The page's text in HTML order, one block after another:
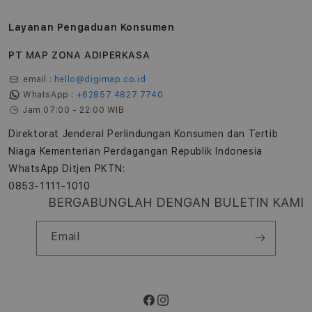
Layanan Pengaduan Konsumen
PT MAP ZONA ADIPERKASA
email : hello@digimap.co.id
WhatsApp : +62857 4827 7740
Jam 07:00 - 22:00 WIB
Direktorat Jenderal Perlindungan Konsumen dan Tertib
Niaga Kementerian Perdagangan Republik Indonesia
WhatsApp Ditjen PKTN:
0853-1111-1010
BERGABUNGLAH DENGAN BULETIN KAMI
Email
Facebook
Instagram